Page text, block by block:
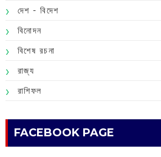
দেশ - বিদেশ
বিনোদন
বিশেষ রচনা
রাজ্য
রাশিফল
FACEBOOK PAGE